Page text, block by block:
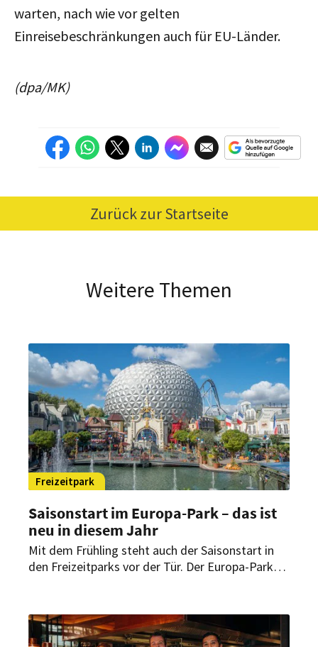
warten, nach wie vor gelten
Einreisebeschränkungen auch für EU-Länder.
(dpa/MK)
Zurück zur Startseite
Weitere Themen
Freizeitpark
Saisonstart im Europa-Park – das ist
neu in diesem Jahr
Mit dem Frühling steht auch der Saisonstart in
den Freizeitparks vor der Tür. Der Europa-Park
zusätzliche Gastronomieangebote und neue
Übernachtungsmöglichkeiten sollen für